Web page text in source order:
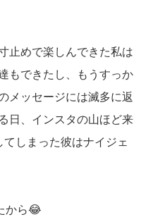
止めで楽しんできた私は
もできたし、もうすっか
メッセージには滅多に返
日、インスタの山ほど来
しまった彼はナイジェ
から😂